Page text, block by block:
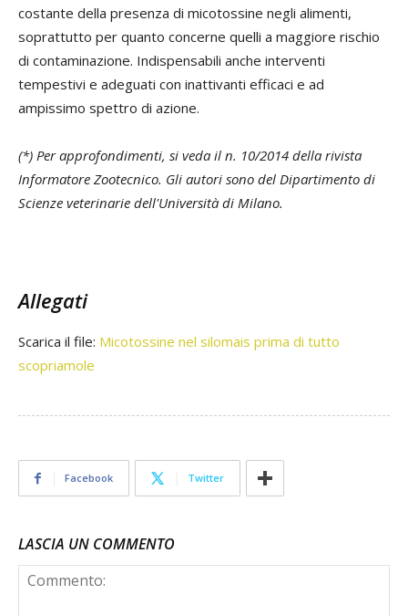
costante della presenza di micotossine negli alimenti,
soprattutto per quanto concerne quelli a maggiore rischio
di contaminazione. Indispensabili anche interventi
tempestivi e adeguati con inattivanti efficaci e ad
ampissimo spettro di azione.
(*) Per approfondimenti, si veda il n. 10/2014 della rivista
Informatore Zootecnico. Gli autori sono del Dipartimento di
Scienze veterinarie dell'Università di Milano.
Allegati
Scarica il file: Micotossine nel silomais prima di tutto
scopriamole
Facebook Twitter
LASCIA UN COMMENTO